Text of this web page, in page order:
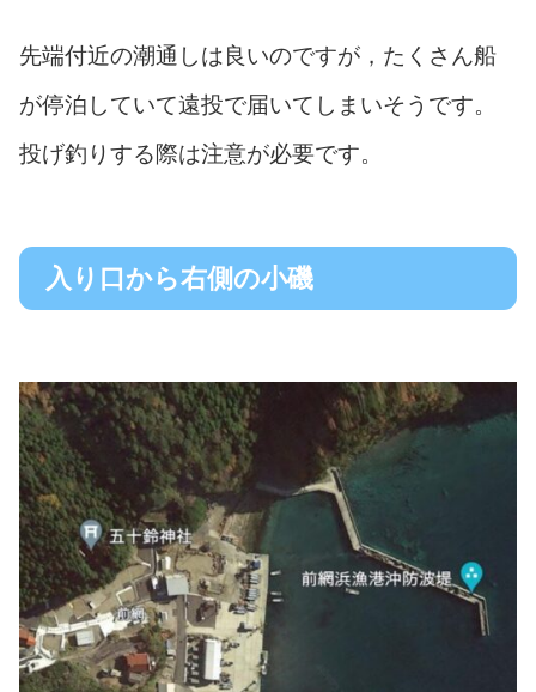
先端付近の潮通しは良いのですが，たくさん船
が停泊していて遠投で届いてしまいそうです。
投げ釣りする際は注意が必要です。
入り口から右側の小磯